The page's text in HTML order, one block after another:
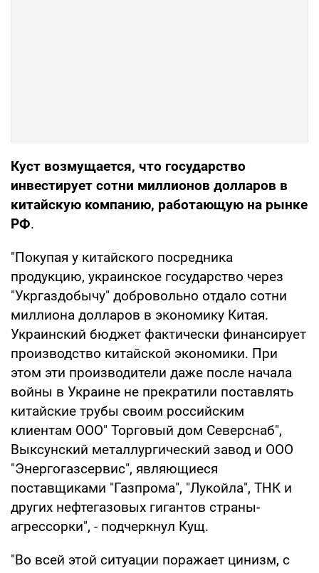
Куст возмущается, что государство
инвестирует сотни миллионов долларов в
китайскую компанию, работающую на рынке
РФ.
"Покупая у китайского посредника
продукцию, украинское государство через
"Укргаздобычу" добровольно отдало сотни
миллиона долларов в экономику Китая.
Украинский бюджет фактически финансирует
производство китайской экономики. При
этом эти производители даже после начала
войны в Украине не прекратили поставлять
китайские трубы своим российским
клиентам ООО" Торговый дом Северснаб",
Выксунский металлургический завод и ООО
"Энергогазсервис", являющиеся
поставщиками "Газпрома", "Лукойла", ТНК и
других нефтегазовых гигантов страны-
агрессорки", - подчеркнул Кущ.
"Во всей этой ситуации поражает цинизм, с